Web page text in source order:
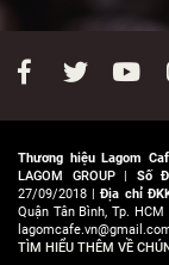
Thương hiệu Lagom
LAGOM GROUP
| Số
27/09/2018 |Địa chỉ
Quận Tân Bình, Tp.
TÌM HIỂU THÊM VỀ